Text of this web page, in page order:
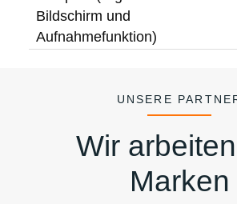
Bildschirm und
Aufnahmefunktion)
UNSERE
Wir
Marken